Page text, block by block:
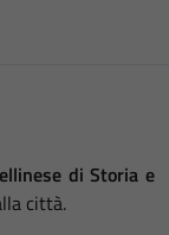
di Storia e
città.